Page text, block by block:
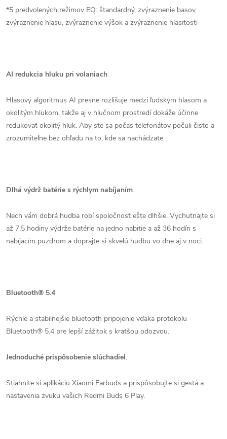
*5 predvolených režimov EQ: štandardný, zvýraznenie basov,
zvýraznenie hlasu, zvýraznenie výšok a zvýraznenie hlasitosti
AI redukcia hluku pri volaniach
Hlasový algoritmus AI presne rozlišuje medzi ľudským hlasom a
okolitým hlukom, takže aj v hlučnom prostredí dokáže účinne
redukovať okolitý hluk. Aby ste sa počas telefonátov počuli čisto a
zrozumiteľne bez ohľadu na to, kde sa nachádzate.
Dlhá výdrž batérie s rýchlym nabíjaním
Nech vám dobrá hudba robí spoločnosť ešte dlhšie. Vychutnajte si
až 7,5 hodiny výdrže batérie na jedno nabitie a až 36 hodín s
nabíjacím puzdrom a doprajte si skvelú hudbu vo dne aj v noci.
Bluetooth® 5.4
Rýchle a stabilnejšie bluetooth pripojenie vďaka protokolu
Bluetooth® 5.4 pre lepší zážitok s kratšou odozvou.
Jednoduché prispôsobenie slúchadiel.
Stiahnite si aplikáciu Xiaomi Earbuds a prispôsobujte si gestá a
nastavenia zvuku vašich Redmi Buds 6 Play.